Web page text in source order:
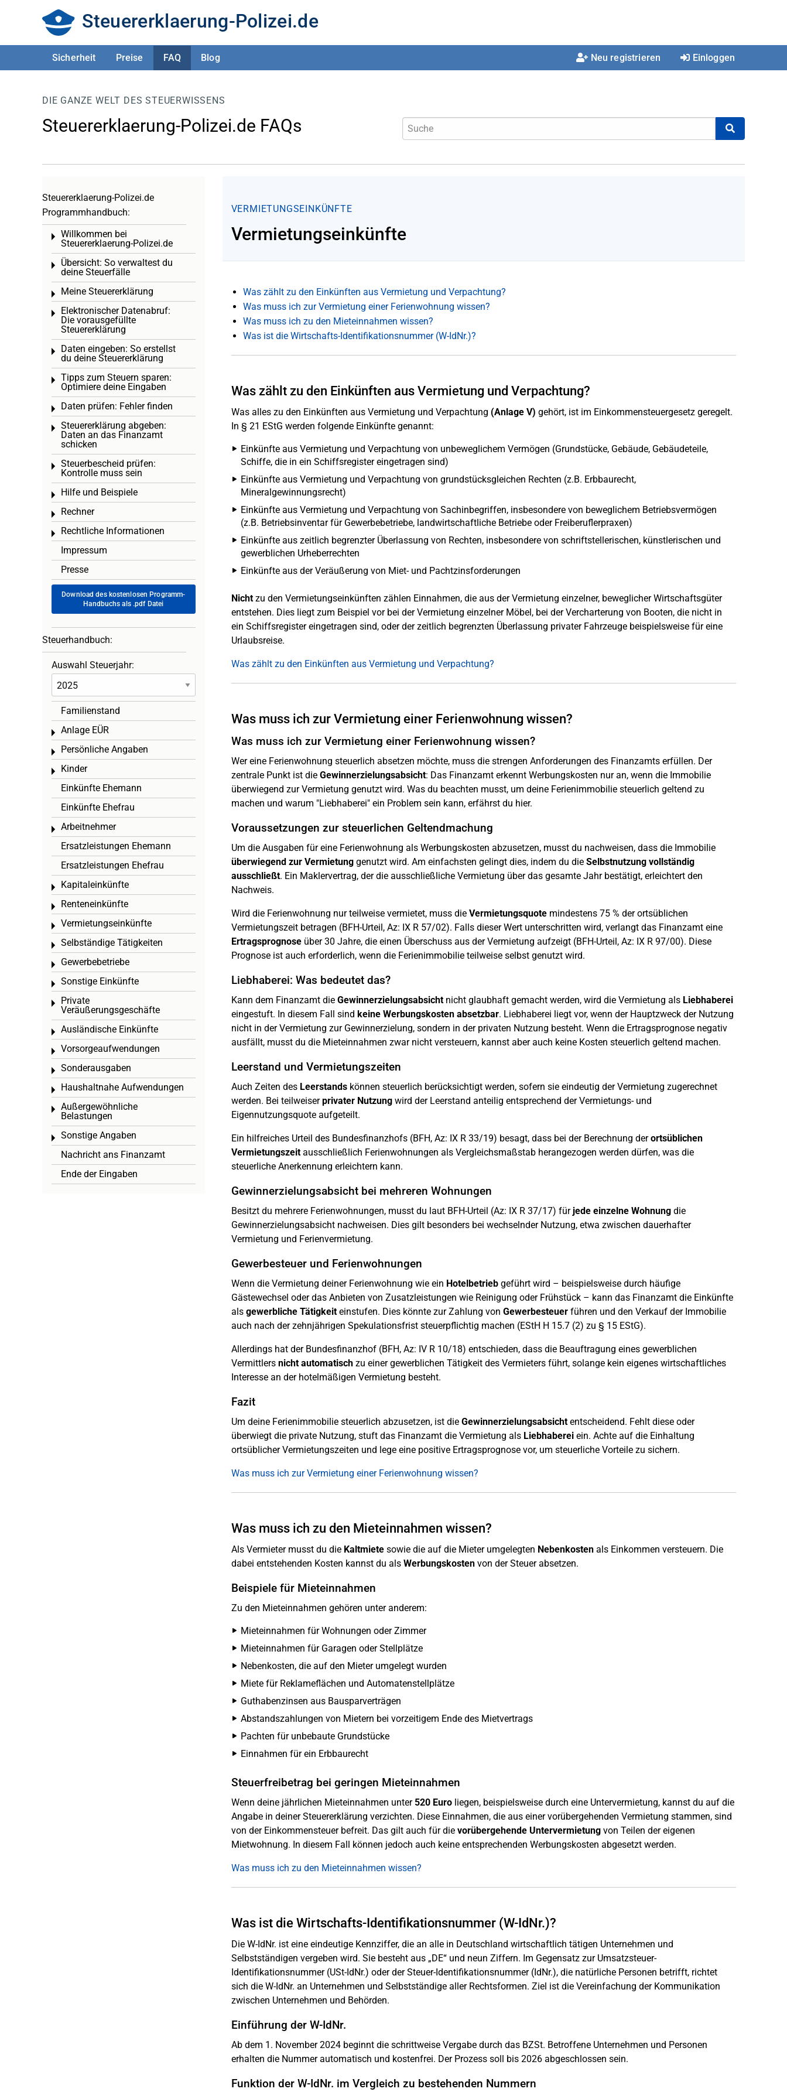
Steuererklaerung-Polizei.de
Sicherheit Preise FAQ Blog Neu registrieren Einloggen
DIE GANZE WELT DES STEUERWISSENS
Steuererklaerung-Polizei.de FAQs
VERMIETUNGSEINKÜNFTE
Vermietungseinkünfte
Was zählt zu den Einkünften aus Vermietung und Verpachtung?
Was muss ich zur Vermietung einer Ferienwohnung wissen?
Was muss ich zu den Mieteinnahmen wissen?
Was ist die Wirtschafts-Identifikationsnummer (W-IdNr.)?
Was zählt zu den Einkünften aus Vermietung und Verpachtung?
Was alles zu den Einkünften aus Vermietung und Verpachtung (Anlage V) gehört, ist im Einkommensteuergesetz geregelt.
In § 21 EStG werden folgende Einkünfte genannt:
Einkünfte aus Vermietung und Verpachtung von unbeweglichem Vermögen (Grundstücke, Gebäude, Gebäudeteile,
Schiffe, die in ein Schiffsregister eingetragen sind)
Einkünfte aus Vermietung und Verpachtung von grundstücksgleichen Rechten (z.B. Erbbaurecht,
Mineralgewinnungsrecht)
Einkünfte aus Vermietung und Verpachtung von Sachinbegriffen, insbesondere von beweglichem Betriebsvermögen
(z.B. Betriebsinventar für Gewerbebetriebe, landwirtschaftliche Betriebe oder Freiberuflerpraxen)
Einkünfte aus zeitlich begrenzter Überlassung von Rechten, insbesondere von schriftstellerischen, künstlerischen und
gewerblichen Urheberrechten
Einkünfte aus der Veräußerung von Miet- und Pachtzinsforderungen
Nichtzu den Vermietungseinkünften zählen Einnahmen, die aus der Vermietung einzelner, beweglicher Wirtschaftsgüter
entstehen. Dies liegt zum Beispiel vor bei der Vermietung einzelner Möbel, bei der Vercharterung von Booten, die nicht in
ein Schiffsregister eingetragen sind, oder der zeitlich begrenzten Überlassung privater Fahrzeuge beispielsweise für eine
Urlaubsreise.
Was zählt zu den Einkünften aus Vermietung und Verpachtung?
Was muss ich zur Vermietung einer Ferienwohnung wissen?
Was muss ich zur Vermietung einer Ferienwohnung wissen?
Wer eine Ferienwohnung steuerlich absetzen möchte, muss die strengen Anforderungen des Finanzamts erfüllen. Der
zentrale Punkt ist die Gewinnerzielungsabsicht: Das Finanzamt erkennt Werbungskosten nur an, wenn die Immobilie
überwiegend zur Vermietung genutzt wird. Was du beachten musst, um deine Ferienimmobilie steuerlich geltend zu
machen und warum "Liebhaberei" ein Problem sein kann, erfährst du hier.
Voraussetzungen zur steuerlichen Geltendmachung
Um die Ausgaben für eine Ferienwohnung als Werbungskosten abzusetzen, musst du nachweisen, dass die Immobilie
überwiegend zur Vermietunggenutzt wird. Am einfachsten gelingt dies, indem du die Selbstnutzung vollständig
ausschließt. Ein Maklervertrag, der die ausschließliche Vermietung über das gesamte Jahr bestätigt, erleichtert den
Nachweis.
Wird die Ferienwohnung nur teilweise vermietet, muss die Vermietungsquotemindestens 75 % der ortsüblichen
Vermietungszeit betragen (BFH-Urteil, Az: IX R 57/02). Falls dieser Wert unterschritten wird, verlangt das Finanzamt eine
Ertragsprognoseüber 30 Jahre, die einen Überschuss aus der Vermietung aufzeigt (BFH-Urteil, Az: IX R 97/00). Diese
Prognose ist auch erforderlich, wenn die Ferienimmobilie teilweise selbst genutzt wird.
Liebhaberei: Was bedeutet das?
Kann dem Finanzamt die Gewinnerzielungsabsichtnicht glaubhaft gemacht werden, wird die Vermietung als Liebhaberei
eingestuft. In diesem Fall sind keine Werbungskosten absetzbar. Liebhaberei liegt vor, wenn der Hauptzweck der Nutzung
nicht in der Vermietung zur Gewinnerzielung, sondern in der privaten Nutzung besteht. Wenn die Ertragsprognose negativ
ausfällt, musst du die Mieteinnahmen zwar nicht versteuern, kannst aber auch keine Kosten steuerlich geltend machen.
Leerstand und Vermietungszeiten
Auch Zeiten des Leerstandskönnen steuerlich berücksichtigt werden, sofern sie eindeutig der Vermietung zugerechnet
werden. Bei teilweiserprivater Nutzungwird der Leerstand anteilig entsprechend der Vermietungs- und
Eigennutzungsquote aufgeteilt.
Ein hilfreiches Urteil des Bundesfinanzhofs (BFH, Az: IX R 33/19) besagt, dass bei der Berechnung derortsüblichen
Vermietungszeitausschließlich Ferienwohnungen als Vergleichsmaßstab herangezogen werden dürfen, was die
steuerliche Anerkennung erleichtern kann.
Gewinnerzielungsabsicht bei mehreren Wohnungen
Besitzt du mehrere Ferienwohnungen, musst du laut BFH-Urteil (Az: IX R 37/17) für jede einzelne Wohnungdie
Gewinnerzielungsabsicht nachweisen. Dies gilt besonders bei wechselnder Nutzung, etwa zwischen dauerhafter
Vermietung und Ferienvermietung.
Gewerbesteuer und Ferienwohnungen
Wenn die Vermietung deiner Ferienwohnung wie ein Hotelbetriebgeführt wird – beispielsweise durch häufige
Gästewechsel oder das Anbieten von Zusatzleistungen wie Reinigung oder Frühstück – kann das Finanzamt die Einkünfte
als gewerbliche Tätigkeiteinstufen. Dies könnte zur Zahlung von Gewerbesteuerführen und den Verkauf der Immobilie
auch nach der zehnjährigen Spekulationsfrist steuerpflichtig machen (EStH H 15.7 (2) zu § 15 EStG).
Allerdings hat der Bundesfinanzhof (BFH, Az: IV R 10/18) entschieden, dass die Beauftragung eines gewerblichen
Vermittlers nicht automatischzu einer gewerblichen Tätigkeit des Vermieters führt, solange kein eigenes wirtschaftliches
Interesse an der hotelmäßigen Vermietung besteht.
Fazit
Um deine Ferienimmobilie steuerlich abzusetzen, ist die Gewinnerzielungsabsichtentscheidend. Fehlt diese oder
überwiegt die private Nutzung, stuft das Finanzamt die Vermietung als Liebhabereiein. Achte auf die Einhaltung
ortsüblicher Vermietungszeiten und lege eine positive Ertragsprognose vor, um steuerliche Vorteile zu sichern.
Was muss ich zur Vermietung einer Ferienwohnung wissen?
Was muss ich zu den Mieteinnahmen wissen?
Als Vermieter musst du die Kaltmietesowie die auf die Mieter umgelegten Nebenkostenals Einkommen versteuern. Die
dabei entstehenden Kosten kannst du als Werbungskostenvon der Steuer absetzen.
Beispiele für Mieteinnahmen
Zu den Mieteinnahmen gehören unter anderem:
Mieteinnahmen für Wohnungen oder Zimmer
Mieteinnahmen für Garagen oder Stellplätze
Nebenkosten, die auf den Mieter umgelegt wurden
Miete für Reklameflächen und Automatenstellplätze
Guthabenzinsen aus Bausparverträgen
Abstandszahlungen von Mietern bei vorzeitigem Ende des Mietvertrags
Pachten für unbebaute Grundstücke
Einnahmen für ein Erbbaurecht
Steuerfreibetrag bei geringen Mieteinnahmen
Wenn deine jährlichen Mieteinnahmen unter520 Euroliegen, beispielsweise durch eine Untervermietung, kannst du auf die
Angabe in deiner Steuererklärung verzichten. Diese Einnahmen, die aus einer vorübergehenden Vermietung stammen, sind
von der Einkommensteuer befreit. Das gilt auch für die vorübergehende Untervermietungvon Teilen der eigenen
Mietwohnung. In diesem Fall können jedoch auch keine entsprechenden Werbungskosten abgesetzt werden.
Was muss ich zu den Mieteinnahmen wissen?
Was ist die Wirtschafts-Identifikationsnummer (W-IdNr.)?
Die W-IdNr. ist eine eindeutige Kennziffer, die an alle in Deutschland wirtschaftlich tätigen Unternehmen und
Selbstständigen vergeben wird. Sie besteht aus „DE“ und neun Ziffern. Im Gegensatz zur Umsatzsteuer-
Identifikationsnummer (USt-IdNr.) oder der Steuer-Identifikationsnummer (IdNr.), die natürliche Personen betrifft, richtet
sich die W-IdNr. an Unternehmen und Selbstständige aller Rechtsformen. Ziel ist die Vereinfachung der Kommunikation
zwischen Unternehmen und Behörden.
Einführung der W-IdNr.
Ab dem 1. November 2024 beginnt die schrittweise Vergabe durch das BZSt. Betroffene Unternehmen und Personen
erhalten die Nummer automatisch und kostenfrei. Der Prozess soll bis 2026 abgeschlossen sein.
Funktion der W-IdNr. im Vergleich zu bestehenden Nummern
Steuererklaerung-Polizei.de
Programmhandbuch:
Willkommen bei
Steuererklaerung-Polizei.de
Toggle menu
Übersicht: So verwaltest du
deine Steuerfälle
Toggle menu
Meine Steuererklärung
Toggle menu
Elektronischer Datenabruf:
Die vorausgefüllte
Steuererklärung
Toggle menu
Daten eingeben: So erstellst
du deine Steuererklärung
Toggle menu
Tipps zum Steuern sparen:
Optimiere deine Eingaben
Toggle menu
Daten prüfen: Fehler finden
Toggle menu
Steuererklärung abgeben:
Daten an das Finanzamt
schicken
Toggle menu
Steuerbescheid prüfen:
Kontrolle muss sein
Toggle menu
Hilfe und Beispiele
Toggle menu
Rechner
Toggle menu
Rechtliche Informationen
Toggle menu
Impressum
Presse
Download des kostenlosen Programm-
Handbuchs als .pdf Datei
Steuerhandbuch:
Auswahl Steuerjahr:
Familienstand
Anlage EÜR
Toggle menu
Persönliche Angaben
Toggle menu
Kinder
Toggle menu
Einkünfte Ehemann
Einkünfte Ehefrau
Arbeitnehmer
Toggle menu
Ersatzleistungen Ehemann
Ersatzleistungen Ehefrau
Kapitaleinkünfte
Toggle menu
Renteneinkünfte
Toggle menu
Vermietungseinkünfte
Toggle menu
Selbständige Tätigkeiten
Toggle menu
Gewerbebetriebe
Toggle menu
Sonstige Einkünfte
Toggle menu
Private
Veräußerungsgeschäfte
Toggle menu
Ausländische Einkünfte
Toggle menu
Vorsorgeaufwendungen
Toggle menu
Sonderausgaben
Toggle menu
Haushaltnahe Aufwendungen
Toggle menu
Außergewöhnliche
Belastungen
Toggle menu
Sonstige Angaben
Toggle menu
Nachricht ans Finanzamt
Ende der Eingaben